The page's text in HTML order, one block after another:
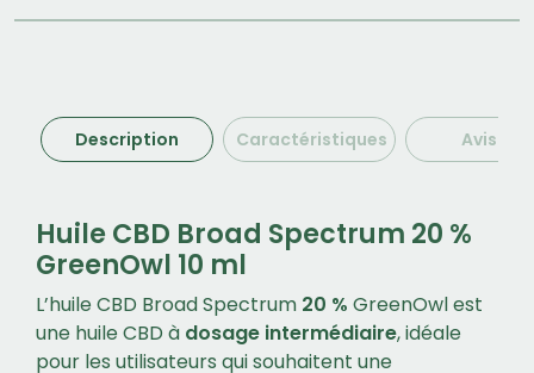
Description Caractéristiques Avis (1)
Huile CBD Broad Spectrum 20 %
GreenOwl 10 ml
L’huile CBD Broad Spectrum 20 % GreenOwl est
une huile CBD à dosage intermédiaire, idéale
pour les utilisateurs qui souhaitent une